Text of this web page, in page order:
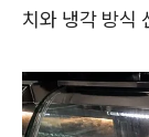
치와 냉각 방식